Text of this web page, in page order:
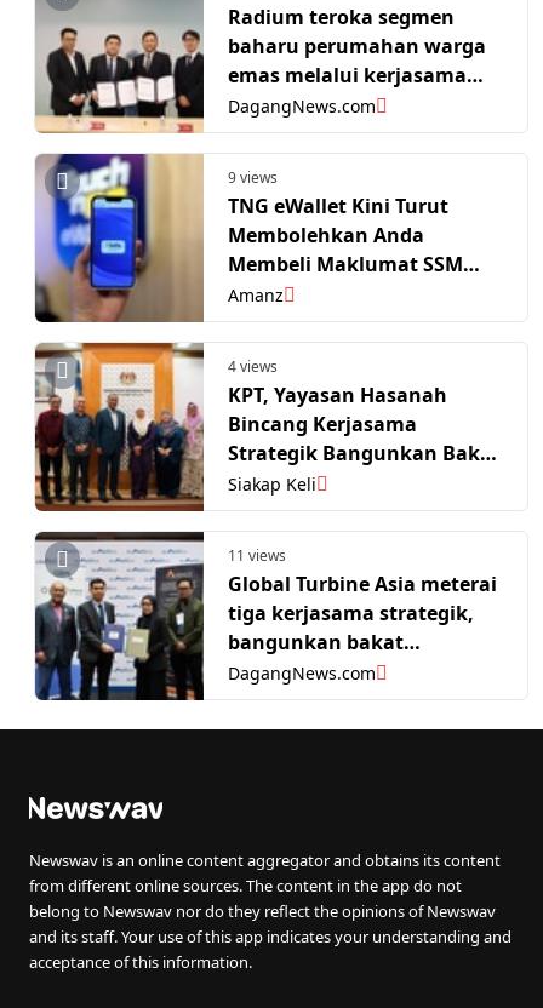
Radium teroka segmen
baharu perumahan warga
emas melalui kerjasama
dengan syarikat Jepun
DagangNews.com
9 views
TNG eWallet Kini Turut
Membolehkan Anda
Membeli Maklumat SSM
Terus Melalui Aplikasi
Amanz
4 views
KPT, Yayasan Hasanah
Bincang Kerjasama
Strategik Bangunkan Bakat
Masa Depan
Siakap Keli
11 views
Global Turbine Asia meterai
tiga kerjasama strategik,
bangunkan bakat
aeroangkasa tempatan
DagangNews.com
Newswav is an online content aggregator and obtains its content
from different online sources. The content in the app do not
belong to Newswav nor do they reflect the opinions of Newswav
and its staff. Your use of this app indicates your understanding and
acceptance of this information.